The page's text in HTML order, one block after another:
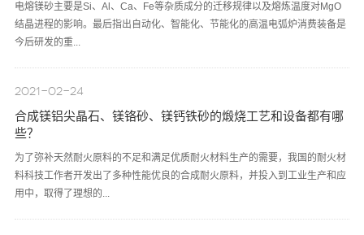
电熔镁砂主要是Si、Al、Ca、Fe等杂质成分的迁移规律以及熔炼温度对MgO
结晶进程的影响。最后指出自动化、智能化、节能化的高温电弧炉消费装备是
今后研发的重...
2021-02-24
合成镁铝尖晶石、镁铬砂、镁钙铁砂的煅烧工艺和设备都有哪
些？
为了弥补天然耐火原料的不足和满足优质耐火材料生产的需要，我国的耐火材
料科技工作者开发出了多种性能优良的合成耐火原料，并投入到工业生产和应
用中，取得了理想的...